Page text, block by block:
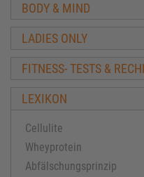
BODY & MIND
LADIES ONLY
FITNESS- TESTS &
LEXIKON
Cellulite
Wheyprotein
Abfälschungsprinzip